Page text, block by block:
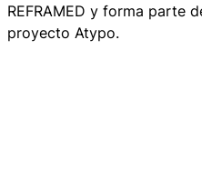
REFRAMED y forma parte
proyecto Atypo.